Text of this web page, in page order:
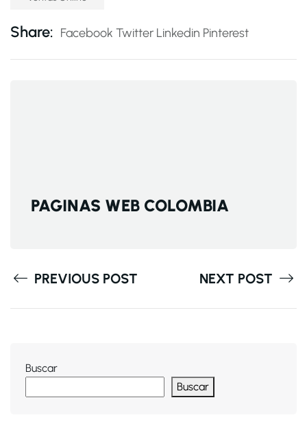
Share: Facebook Twitter Linkedin Pinterest
PAGINAS WEB COLOMBIA
PREVIOUS POST NEXT POST
Buscar
Buscar